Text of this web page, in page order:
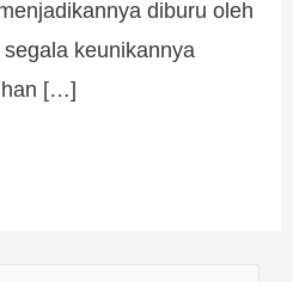
diburu oleh
keunikannya
[…]